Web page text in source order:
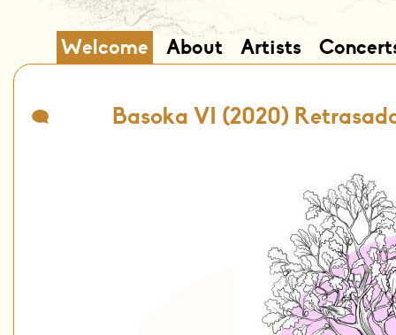
Welcome About Artists
Basoka VI (2020)